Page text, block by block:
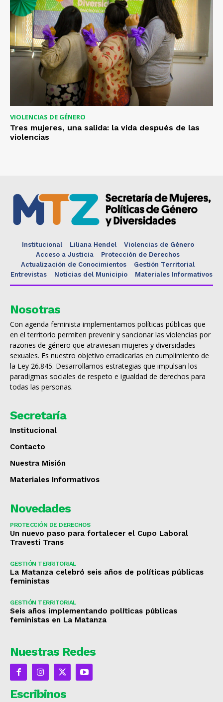
VIOLENCIAS DE GÉNERO
Tres mujeres, una salida: la vida después de las
violencias
Institucional Liliana Hendel
Violencias de Género
Acceso a Justicia
Protección de Derechos
Actualización de Conocimientos
Gestión Territorial
Entrevistas
Noticias del Municipio Materiales Informativos
Nosotras
Con agenda feminista implementamos políticas públicas que
en el territorio permiten prevenir y sancionar las violencias por
razones de género que atraviesan mujeres y diversidades
sexuales. Es nuestro objetivo erradicarlas en cumplimiento de
la Ley 26.845. Desarrollamos estrategias que impulsan los
paradigmas sociales de respeto e igualdad de derechos para
todas las personas.
Secretaría
Institucional
Contacto
Nuestra Misión
Materiales Informativos
Novedades
PROTECCIÓN DE DERECHOS
Un nuevo paso para fortalecer el Cupo Laboral
Travesti Trans
GESTIÓN TERRITORIAL
La Matanza celebró seis años de políticas públicas
feministas
GESTIÓN TERRITORIAL
Seis años implementando políticas públicas
feministas en La Matanza
Nuestras Redes
Escribinos